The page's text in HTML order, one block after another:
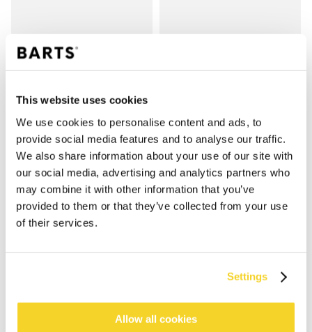
This website uses cookies
We use cookies to personalise content and ads, to
provide social media features and to analyse our traffic.
We also share information about your use of our site with
our social media, advertising and analytics partners who
may combine it with other information that you’ve
provided to them or that they’ve collected from your use
of their services.
Settings
Allow all cookies
100% recycled
unisex